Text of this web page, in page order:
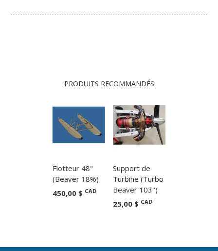
PRODUITS RECOMMANDÉS
Flotteur 48"
(Beaver 18%)
450,00 $CAD
Support de
Turbine (Turbo
Beaver 103")
25,00 $ CAD